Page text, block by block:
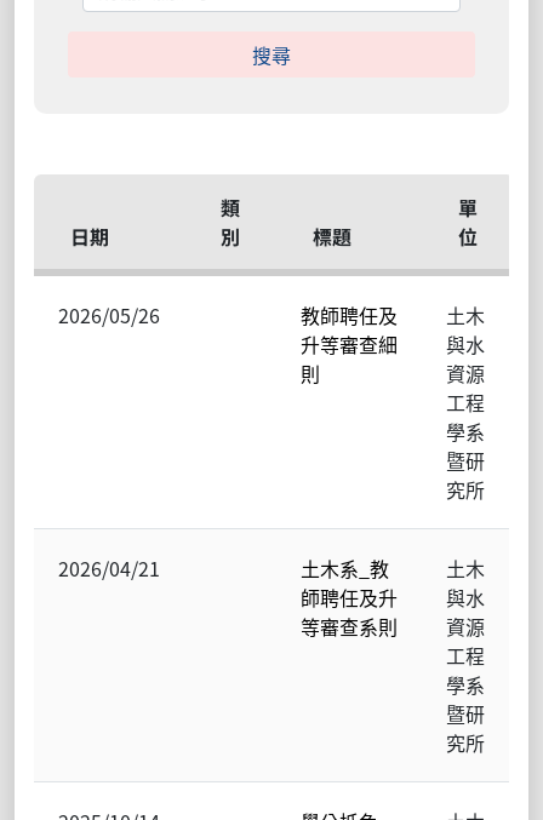
日期
類
別
標題
單
位
2026/05/26
教師聘任及
升等審查細
則
土木
與水
資源
工程
學系
暨研
究所
2026/04/21
土木系_教
師聘任及升
等審查系則
土木
與水
資源
工程
學系
暨研
究所